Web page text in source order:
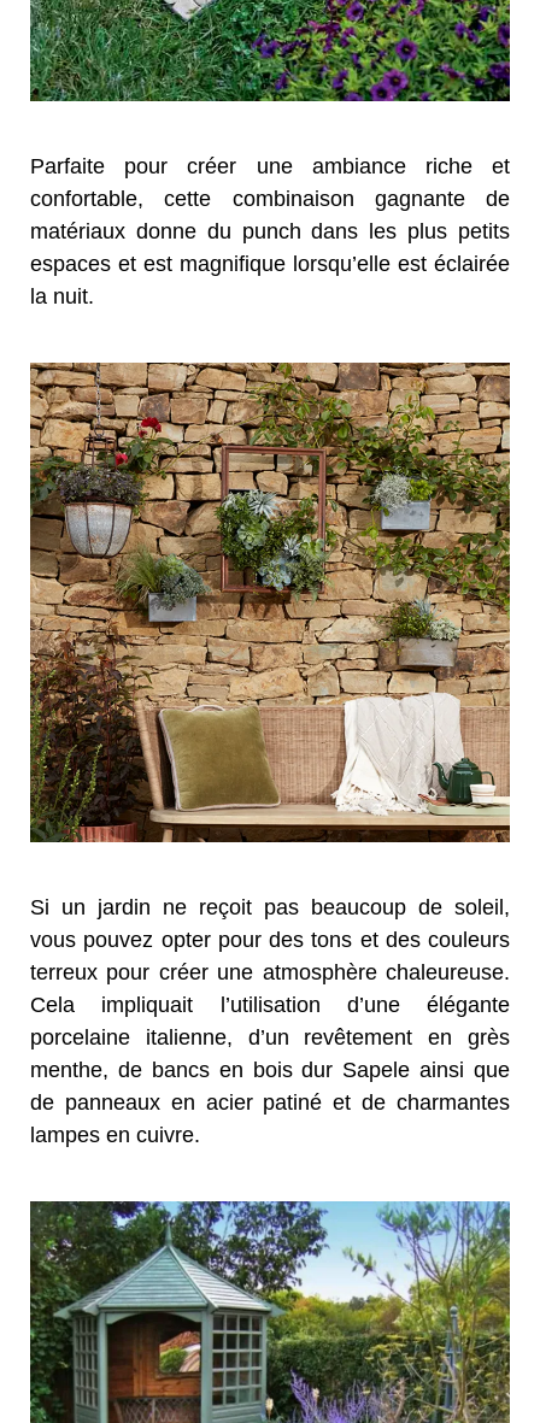
Parfaite pour créer une ambiance riche et
confortable, cette combinaison gagnante de
matériaux donne du punch dans les plus petits
espaces et est magnifique lorsqu’elle est éclairée
la nuit.
Si un jardin ne reçoit pas beaucoup de soleil,
vous pouvez opter pour des tons et des couleurs
terreux pour créer une atmosphère chaleureuse.
Cela impliquait l’utilisation d’une élégante
porcelaine italienne, d’un revêtement en grès
menthe, de bancs en bois dur Sapele ainsi que
de panneaux en acier patiné et de charmantes
lampes en cuivre.